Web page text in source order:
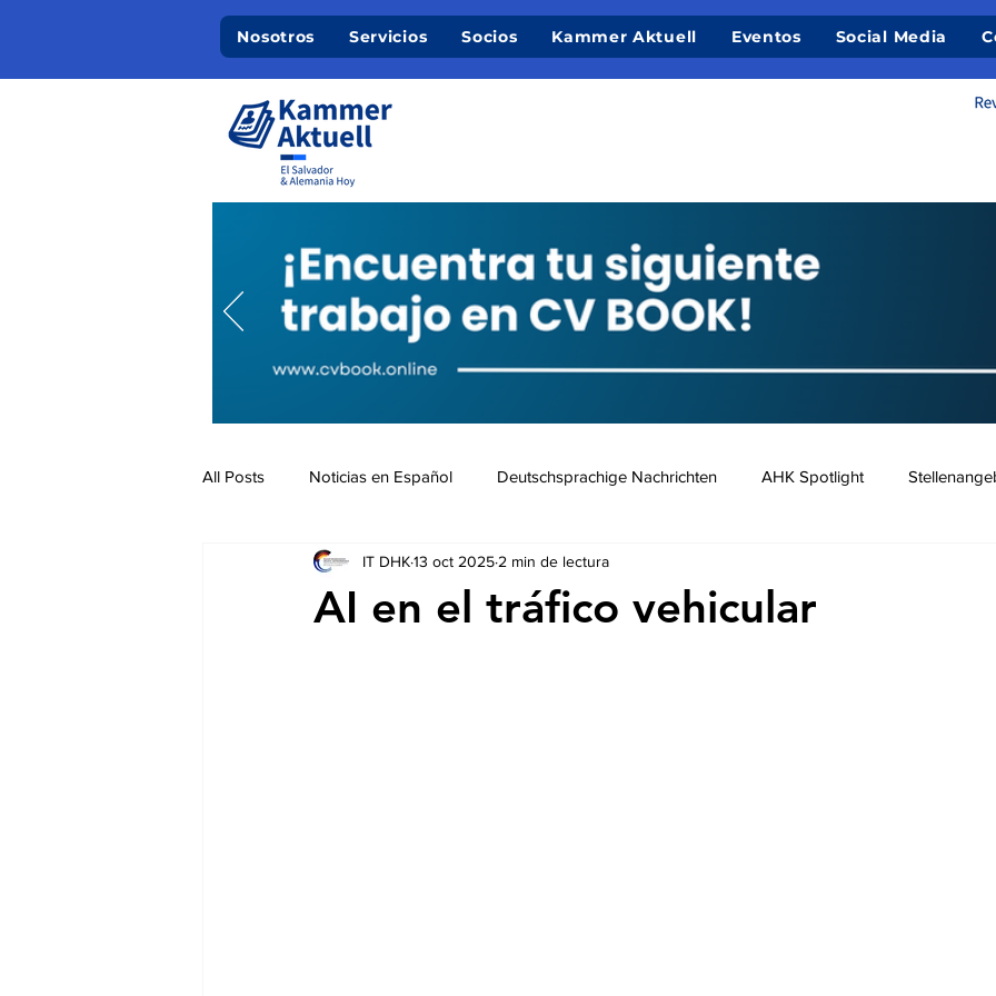
Nosotros Servicios Socios Kammer Aktuell Eventos Social Media
All Posts Noticias en Español Deutschsprachige Nachrichten AHK Spotlight
Auschreibungen Ausschreibungen
AI en el tráfico vehicular
IT DHK13 oct 2025 2 min de lectura